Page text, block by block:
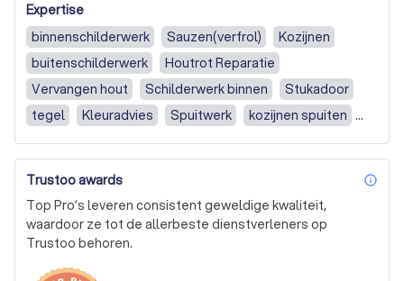
Expertise
binnenschilderwerk
Sauzen(verfrol)
Kozijnen
buitenschilderwerk
Houtrot Reparatie
Vervangen hout
Schilderwerk binnen
Stukadoor
tegel
Kleuradvies Spuitwerk
kozijnen spuiten
Deuren
Behang
Renovatie / Verbouwing
Schilderwerk Buiten
Trustoo awards
Top Pro’s leveren consistent geweldige kwaliteit,
waardoor ze tot de allerbeste dienstverleners op
Trustoo behoren.